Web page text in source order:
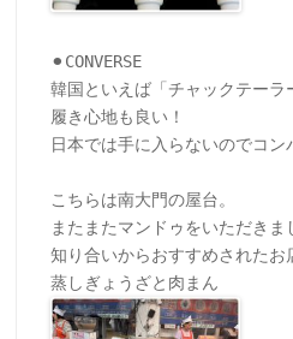
⚫︎CONVERSE
韓国といえば「チャックテー
履き心地も良い！
日本では手に入らないのでコ
こちらは南大門の屋台。
またまたマンドゥをいただきま
知り合いからおすすめされた